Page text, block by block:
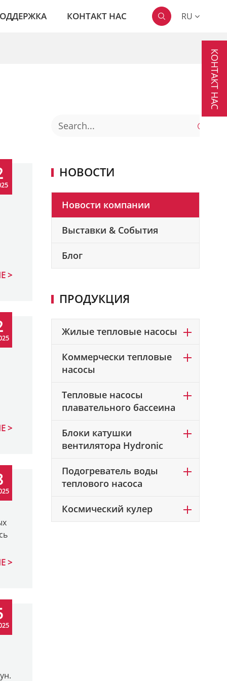
КОНТАКТ НАС  RU

НОВОСТИ
Новости компании
Выставки & События
Блог
ПРОДУКЦИЯ
Жилые тепловые насосы
Коммерчески тепловые
насосы
Тепловые насосы
плавательного бассеина
Блоки катушки
вентилятора Hydronic
Подогреватель воды
теплового насоса
Космический кулер
КОНТАКТ НАС